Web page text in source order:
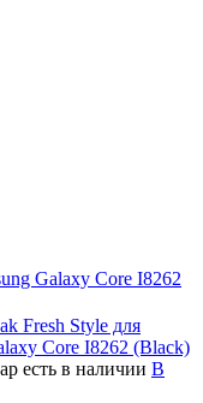
Galaxy Core I8262
Fresh Style для
Core I8262 (Black)
есть в наличии В